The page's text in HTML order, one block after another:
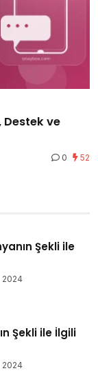
ve
0 52
Şekli ile
2024
Şekli ile İlgili
2024